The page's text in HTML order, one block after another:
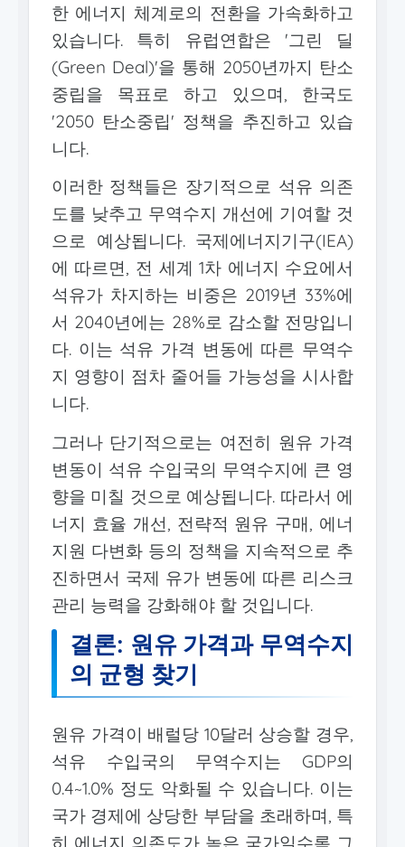
한 에너지 체계로의 전환을 가속화하고
있습니다. 특히 유럽연합은 '그린 딜
(Green Deal)'을 통해 2050년까지 탄소
중립을 목표로 하고 있으며, 한국도
'2050 탄소중립' 정책을 추진하고 있습
니다.
이러한 정책들은 장기적으로 석유 의존
도를 낮추고 무역수지 개선에 기여할 것
으로 예상됩니다. 국제에너지기구(IEA)
에 따르면, 전 세계 1차 에너지 수요에서
석유가 차지하는 비중은 2019년 33%에
서 2040년에는 28%로 감소할 전망입니
다. 이는 석유 가격 변동에 따른 무역수
지 영향이 점차 줄어들 가능성을 시사합
니다.
그러나 단기적으로는 여전히 원유 가격
변동이 석유 수입국의 무역수지에 큰 영
향을 미칠 것으로 예상됩니다. 따라서 에
너지 효율 개선, 전략적 원유 구매, 에너
지원 다변화 등의 정책을 지속적으로 추
진하면서 국제 유가 변동에 따른 리스크
관리 능력을 강화해야 할 것입니다.
결론: 원유 가격과 무역수지
의 균형 찾기
원유 가격이 배럴당 10달러 상승할 경우,
석유 수입국의 무역수지는 GDP의
0.4~1.0% 정도 악화될 수 있습니다. 이는
국가 경제에 상당한 부담을 초래하며, 특
히 에너지 의존도가 높은 국가일수록 그